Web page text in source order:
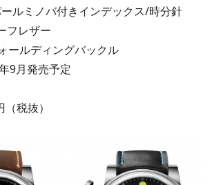
ルミノバ付きインデックス/時分針
フレザー
ールディングバックル
9月発売予定
税抜）